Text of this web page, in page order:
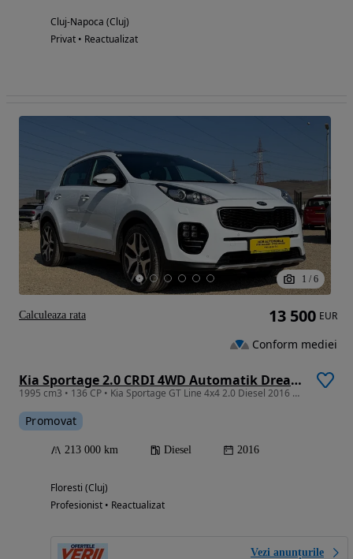
Cluj-Napoca (Cluj)
Privat • Reactualizat
1 / 6
Kia Sportage 2.0 CRDI 4WD Automatik Dream-Team Edition
1995 cm3 • 136 CP • Kia Sportage GT Line 4x4 2.0 Diesel 2016 Automată Garantie/Rate
Promovat
213 000 km Diesel 2016
Floresti (Cluj)
Profesionist • Reactualizat
Vezi anunțurile
13 500 EUR
Conform mediei
Calculeaza rata